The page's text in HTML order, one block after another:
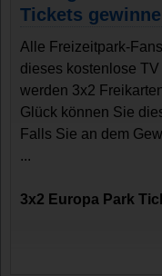
Tickets
Alle Freizeitpark-
dieses kostenlose
werden 3x2
Glück können Sie
Falls Sie an dem
...
3x2 Europa Park